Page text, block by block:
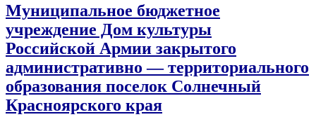
Муниципальное бюджетное
учреждение Дом культуры
Российской Армии закрытого
административно — территориального
образования поселок Солнечный
Красноярского края